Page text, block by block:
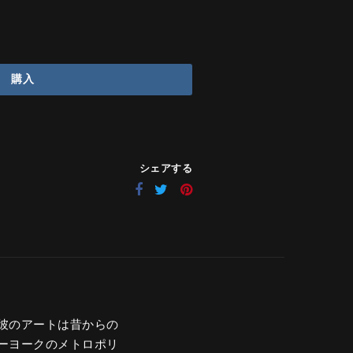
購入
シェアする
のアートは昔からの
ヨークのメトロポリ